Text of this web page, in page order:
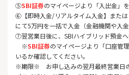
⑤SBI証券のマイページより「入出金」
⑥【即時入金/リアルタイム入金】または
にて5万円を一括で入金（金融機関や入
⑦翌営業日後に、SBIハイブリッド預金へ
※SBI証券のマイページより「口座管
いるか確認してください。
※期限※ お申し込みの翌月最終営業日